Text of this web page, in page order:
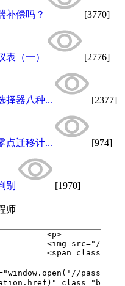
补偿吗？ [3770]
表（一） [2776]
择器八种... [2377]
点迁移计... [974]
别 [1970]
师